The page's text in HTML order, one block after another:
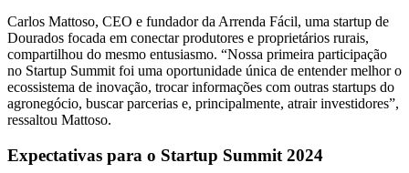
Carlos Mattoso, CEO e fundador da Arrenda Fácil, uma startup de
Dourados focada em conectar produtores e proprietários rurais,
compartilhou do mesmo entusiasmo. “Nossa primeira participação
no Startup Summit foi uma oportunidade única de entender melhor o
ecossistema de inovação, trocar informações com outras startups do
agronegócio, buscar parcerias e, principalmente, atrair investidores”,
ressaltou Mattoso.
Expectativas para o Startup Summit 2024